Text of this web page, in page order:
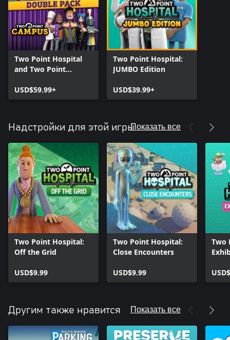
Two Point Hospital
and Two Point
USD$59.99+
Two Point Hospital:
JUMBO Edition
USD$39.99+
Надстройки для этой игрыПоказать все
Two Point Hospital:
Off the Grid
USD$9.99
Two Point Hospital:
Close Encounters
USD$9.99
Two
Другим также нравится Показать все